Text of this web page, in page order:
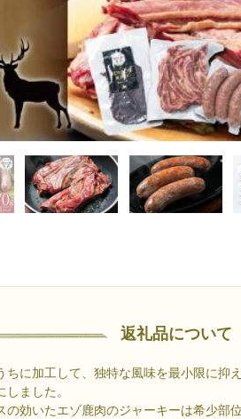
返礼品について
ちに加工して、独特な風味を最小限に抑
しました。
の効いたエゾ鹿肉のジャーキーは希少部